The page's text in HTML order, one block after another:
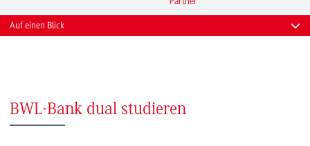
Auf einen Blick
BWL-Bank dual studieren